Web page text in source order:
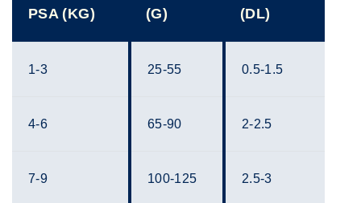
PSA (KG)
(G)
(DL)
1-3 25-55 0.5-1.5
4-6 65-90 2-2.5
7-9 100-125 2.5-3